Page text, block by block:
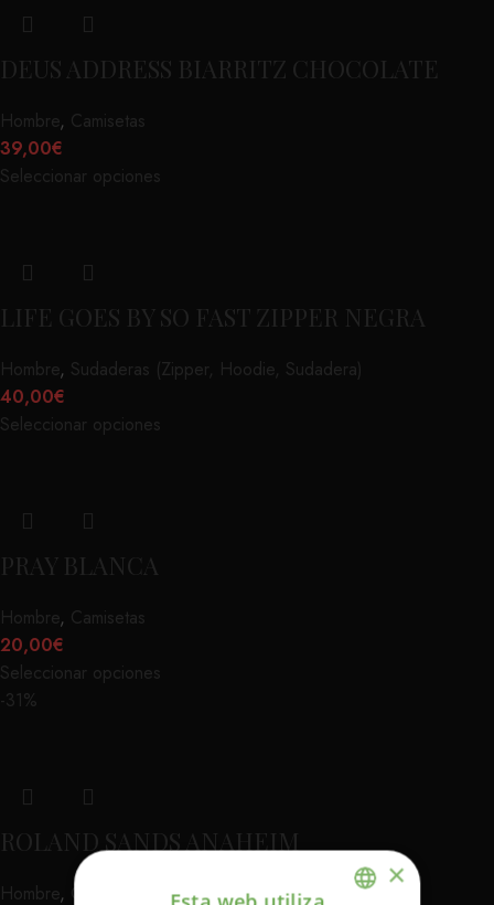
DEUS ADDRESS BIARRITZ CHOCOLATE
Hombre, Camisetas
39,00€
Seleccionar opciones
LIFE GOES BY SO FAST ZIPPER NEGRA
Hombre, Sudaderas (Zipper, Hoodie, Sudadera)
40,00€
Seleccionar opciones
PRAY BLANCA
Hombre, Camisetas
20,00€
Seleccionar opciones
-31%
ROLAND SANDS ANAHEIM
Hombre,
×